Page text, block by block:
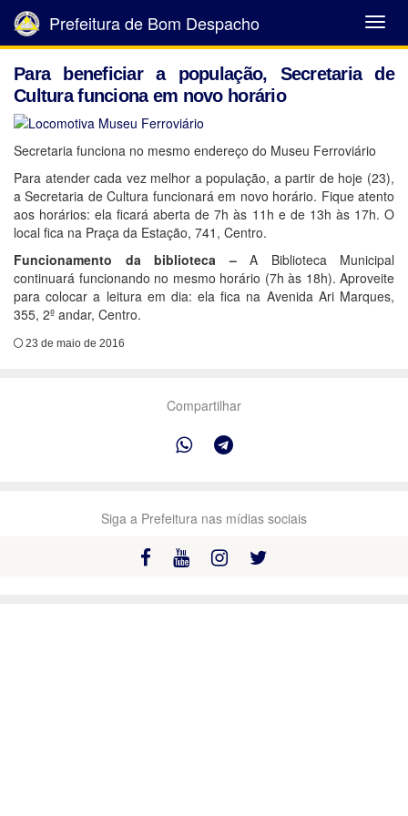
Abrir
Menu
Prefeitura de Bom Despacho
Para beneficiar a população, Secretaria de
Cultura funciona em novo horário
Secretaria funciona no mesmo endereço do Museu Ferroviário
Para atender cada vez melhor a população, a partir de hoje (23),
a Secretaria de Cultura funcionará em novo horário. Fique atento
aos horários: ela ficará aberta de 7h às 11h e de 13h às 17h. O
local fica na Praça da Estação, 741, Centro.
Funcionamento da biblioteca –A Biblioteca Municipal
continuará funcionando no mesmo horário (7h às 18h). Aproveite
para colocar a leitura em dia: ela fica na Avenida Ari Marques,
355, 2º andar, Centro.
23 de maio de 2016
Compartilhar
Siga a Prefeitura nas mídias sociais